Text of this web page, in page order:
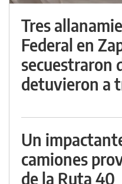
Tres
Federal en
secuestraron
detuvieron a
Un
camiones
de la Ruta 40